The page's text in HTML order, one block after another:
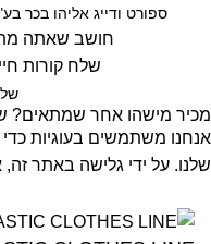
ספורט ודייג אליהו בכר
חושב שאתה
שלח קורות
מכיר מישהו אחר שמתאים?
אנחנו משתמשים בעוגיות
שלנו. על ידי גלישה באתר